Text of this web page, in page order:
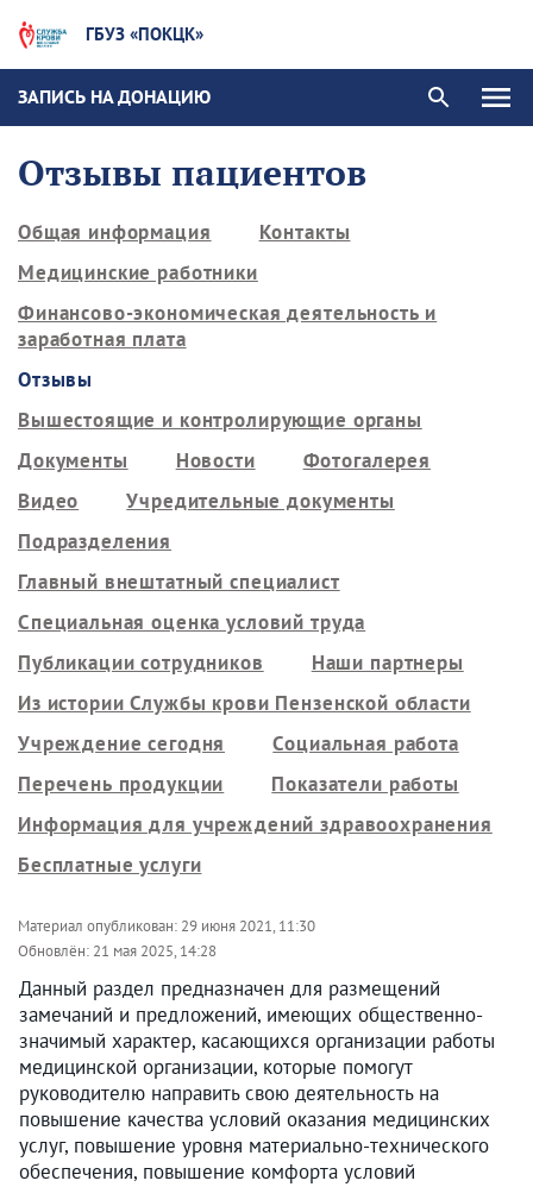
ГБУЗ «ПОКЦК»
ЗАПИСЬ НА ДОНАЦИЮ
Отзывы пациентов
Общая информация
Контакты
Медицинские работники
Финансово-экономическая деятельность и
заработная плата
Отзывы
Вышестоящие и контролирующие органы
Документы
Новости
Фотогалерея
Видео
Учредительные документы
Подразделения
Главный внештатный специалист
Специальная оценка условий труда
Публикации сотрудников
Наши партнеры
Из истории Службы крови Пензенской области
Учреждение сегодня
Социальная работа
Перечень продукции
Показатели работы
Информация для учреждений здравоохранения
Бесплатные услуги
Материал опубликован: 29 июня 2021, 11:30
Обновлён: 21 мая 2025, 14:28
Данный раздел предназначен для размещений
замечаний и предложений, имеющих общественно-
значимый характер, касающихся организации работы
медицинской организации, которые помогут
руководителю направить свою деятельность на
повышение качества условий оказания медицинских
услуг, повышение уровня материально-технического
обеспечения, повышение комфорта условий